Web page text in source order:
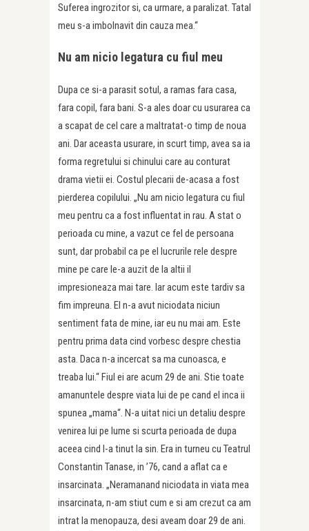
Suferea ingrozitor si, ca urmare, a paralizat. Tatal
meu s-a imbolnavit din cauza mea.“
Nu am nicio legatura cu fiul meu
Dupa ce si-a parasit sotul, a ramas fara casa,
fara copil, fara bani. S-a ales doar cu usurarea ca
a scapat de cel care a maltratat-o timp de noua
ani. Dar aceasta usurare, in scurt timp, avea sa ia
forma regretului si chinului care au conturat
drama vietii ei. Costul plecarii de-acasa a fost
pierderea copilului. „Nu am nicio legatura cu fiul
meu pentru ca a fost influentat in rau. A stat o
perioada cu mine, a vazut ce fel de persoana
sunt, dar probabil ca pe el lucrurile rele despre
mine pe care le-a auzit de la altii il
impresioneaza mai tare. Iar acum este tardiv sa
fim impreuna. El n-a avut niciodata niciun
sentiment fata de mine, iar eu nu mai am. Este
pentru prima data cind vorbesc despre chestia
asta. Daca n-a incercat sa ma cunoasca, e
treaba lui.“ Fiul ei are acum 29 de ani. Stie toate
amanuntele despre viata lui de pe cand el inca ii
spunea „mama“. N-a uitat nici un detaliu despre
venirea lui pe lume si scurta perioada de dupa
aceea cind l-a tinut la sin. Era in turneu cu Teatrul
Constantin Tanase, in ’76, cand a aflat ca e
insarcinata. „Neramanand niciodata in viata mea
insarcinata, n-am stiut cum e si am crezut ca am
intrat la menopauza, desi aveam doar 29 de ani.